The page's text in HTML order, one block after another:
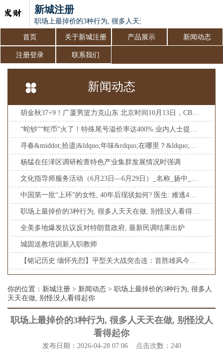
新城注册
职场上最掉价的3种行为, 很多人天天在做, 别怪没人看得起你
首页 关于新城注册 产品展示 新闻动态
注册登录 联系我们
新闻动态
胡金秋37+9！广厦男篮力克山东 北京时间10月13日，CBA常规赛
“蛇钞”“蛇币”火了！特殊尾号溢价率达400% 业内人士提醒升值空间可能有限
寻春&middot;拾遗|&ldquo;年味&rdquo;在哪里？&ldquo;新春&a
杨猛在任泽区调研检查特色产业集群发展情况时强调
文化指导师服务活动（6月23日—6月29日）_名称_扬中_镇江
中国第一批“上环”的女性, 40年后现状如何? 医生: 难逃4种结局
职场上最掉价的3种行为, 很多人天天在做, 别怪没人看得起你
全美多地爆发抗议反对特朗普政府, 最新民调结果出炉
城固送教培训新入职教师
【铭记历史 缅怀先烈】平型关大战突击连：首胜雄风今犹在_大皖新闻 | 安徽网
你的位置： 新城注册 > 新闻动态 > 职场上最掉价的3种行为, 很多人
天天在做, 别怪没人看得起你
职场上最掉价的3种行为, 很多人天天在做, 别怪没人
看得起你
发布日期：2026-04-28 07:06 点击次数：240